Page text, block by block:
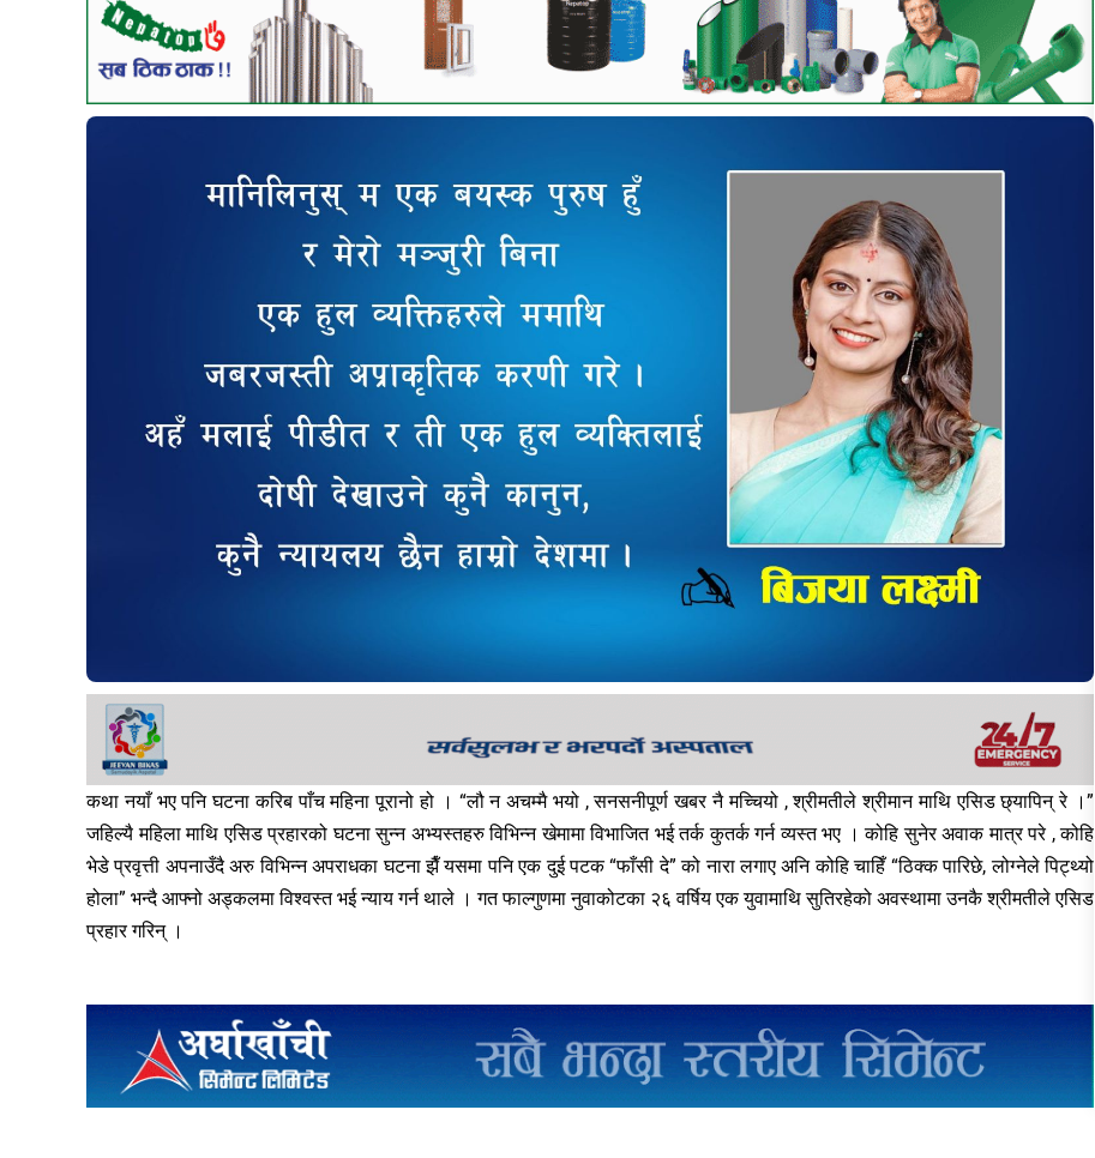
कथा नयाँ भए पनि घटना करिब पाँच महिना पूरानो हो । “लौ न अचम्मै भयो , सनसनीपूर्ण खबर नै मच्चियो , श्रीमतीले श्रीमान माथि एसिड छ्यापिन् रे ।”
जहिल्यै महिला माथि एसिड प्रहारको घटना सुन्न अभ्यस्तहरु विभिन्न खेमामा विभाजित भई तर्क कुतर्क गर्न व्यस्त भए । कोहि सुनेर अवाक मात्र परे , कोहि
भेडे प्रवृत्ती अपनाउँदै अरु विभिन्न अपराधका घटना झैँ यसमा पनि एक दुई पटक “फाँसी दे” को नारा लगाए अनि कोहि चाहिँ “ठिक्क पारिछे, लोग्नेले पिट्थ्यो
होला” भन्दै आफ्नो अड्कलमा विश्वस्त भई न्याय गर्न थाले । गत फाल्गुणमा नुवाकोटका २६ वर्षिय एक युवामाथि सुतिरहेको अवस्थामा उनकै श्रीमतीले एसिड
प्रहार गरिन् ।